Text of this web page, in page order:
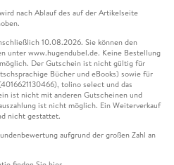
nach Ablauf des auf der Artikelseite
10.08.2026. Sie können den
unter www.hugendubel.de. Keine Bestellung
Der Gutschein ist nicht gültig für
Bücher und eBooks) sowie für
tolino select und das
ist nicht mit anderen Gutscheinen und
ist nicht möglich. Ein Weiterverkauf
nicht gestattet.
aufgrund der großen Zahl an